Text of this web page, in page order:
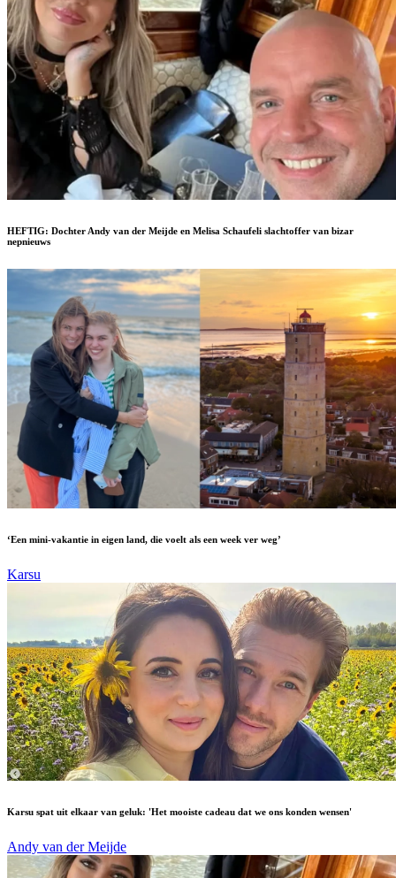
HEFTIG: Dochter Andy van der Meijde en Melisa Schaufeli slachtoffer van bizar
nepnieuws
‘Een mini-vakantie in eigen land, die voelt als een week ver weg’
Karsu
Karsu spat uit elkaar van geluk: 'Het mooiste cadeau dat we ons konden wensen'
Andy van der Meijde